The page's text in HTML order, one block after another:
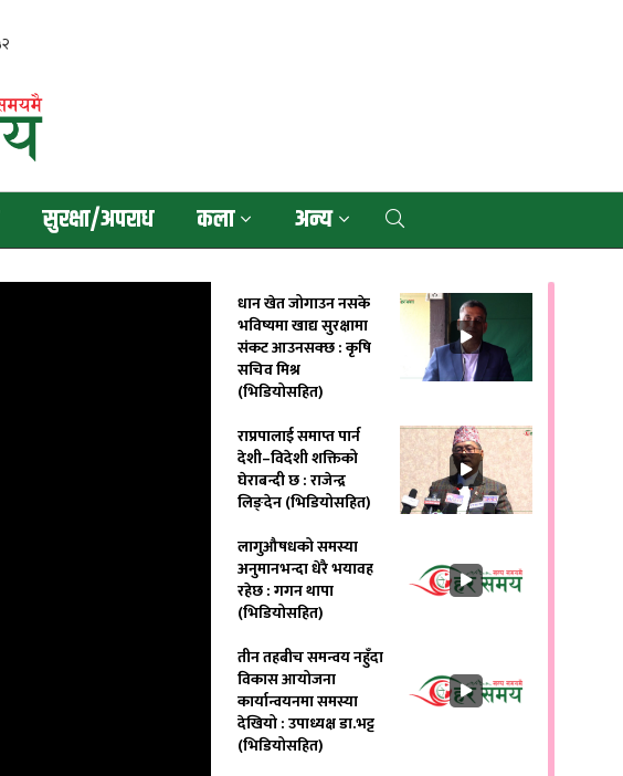
सुरक्षा/अपराध कला अन्य
धान खेत जोगाउन नसके
भविष्यमा खाद्य सुरक्षामा
संकट आउनसक्छ : कृषि
सचिव मिश्र
(भिडियोसहित)
राप्रपालाई समाप्त पार्न
देशी–विदेशी शक्तिको
घेराबन्दी छ : राजेन्द्र
लिङ्देन (भिडियोसहित)
लागुऔषधको समस्या
अनुमानभन्दा धेरै भयावह
रहेछ : गगन थापा
(भिडियोसहित)
तीन तहबीच समन्वय नहुँदा
विकास आयोजना
कार्यान्वयनमा समस्या
देखियो : उपाध्यक्ष डा.भट्ट
(भिडियोसहित)